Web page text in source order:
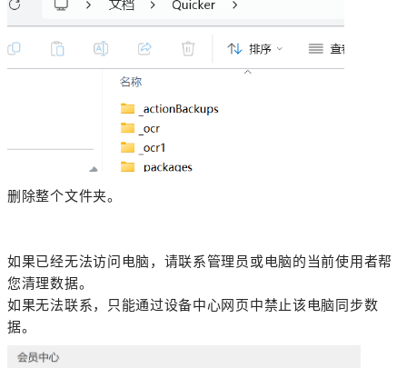
删除整个文件夹。
如果已经无法访问电脑，请联系管理员或电脑的当前使用者帮
您清理数据。
如果无法联系，只能通过设备中心网页中禁止该电脑同步数
据。